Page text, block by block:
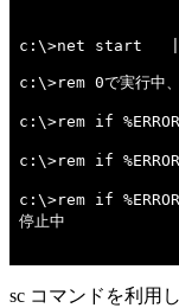
c:\>net start
c:\>rem 0で実行中
c:\>rem if
c:\>rem if
c:\>rem if
停止中
sc コマンドを利用